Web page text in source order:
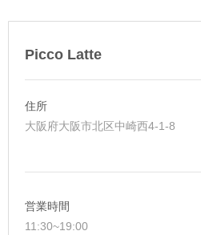
Picco Latte
住所
大阪府大阪市北区中崎西4-1-8
営業時間
11:30~19:00